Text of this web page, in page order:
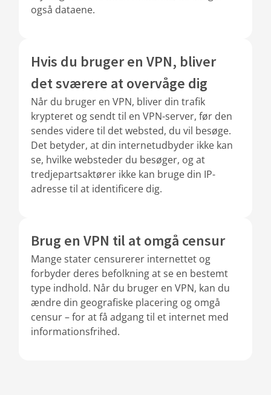
også dataene.
Hvis du bruger en VPN, bliver
det sværere at overvåge dig
Når du bruger en VPN, bliver din trafik
krypteret og sendt til en VPN-server, før den
sendes videre til det websted, du vil besøge.
Det betyder, at din internetudbyder ikke kan
se, hvilke websteder du besøger, og at
tredjepartsaktører ikke kan bruge din IP-
adresse til at identificere dig.
Brug en VPN til at omgå censur
Mange stater censurerer internettet og
forbyder deres befolkning at se en bestemt
type indhold. Når du bruger en VPN, kan du
ændre din geografiske placering og omgå
censur – for at få adgang til et internet med
informationsfrihed.